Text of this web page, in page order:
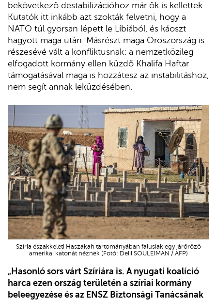
bekövetkező destabilizációhoz már ők is kellettek.
Kutatók itt inkább azt szokták felvetni, hogy a
NATO túl gyorsan lépett le Líbiából, és káoszt
hagyott maga után. Másrészt maga Oroszország is
részesévé vált a konfliktusnak: a nemzetközileg
elfogadott kormány ellen küzdő Khalifa Haftar
támogatásával maga is hozzátesz az instabilitáshoz,
nem segít annak leküzdésében.
Szíria északkeleti Haszakah tartományában falusiak egy járőröző
amerikai katonát néznek (Fotó: Delil SOULEIMAN / AFP)
„Hasonló sors várt Szíriára is. A nyugati koalíció
harca ezen ország területén a szíriai kormány
beleegyezése és az ENSZ Biztonsági Tanácsának